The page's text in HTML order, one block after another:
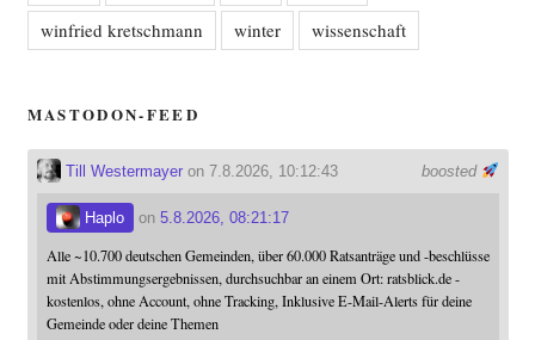
winfried kretschmann
winter wissenschaft
MASTODON-FEED
boosted
Till Westermayeron 7.8.2026, 10:12:43
Haplo on 5.8.2026, 08:21:17
Alle ~10.700 deutschen Gemeinden, über 60.000 Ratsanträge und -beschlüsse
mit Abstimmungsergebnissen, durchsuchbar an einem Ort: ratsblick.de -
kostenlos, ohne Account, ohne Tracking, Inklusive E-Mail-Alerts für deine
Gemeinde oder deine Themen